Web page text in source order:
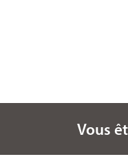
Vous